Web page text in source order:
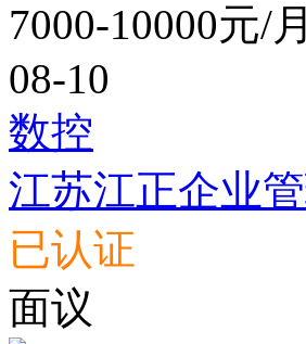
7000-10000元/月
08-10
数控
江苏江正企业
已认证
面议